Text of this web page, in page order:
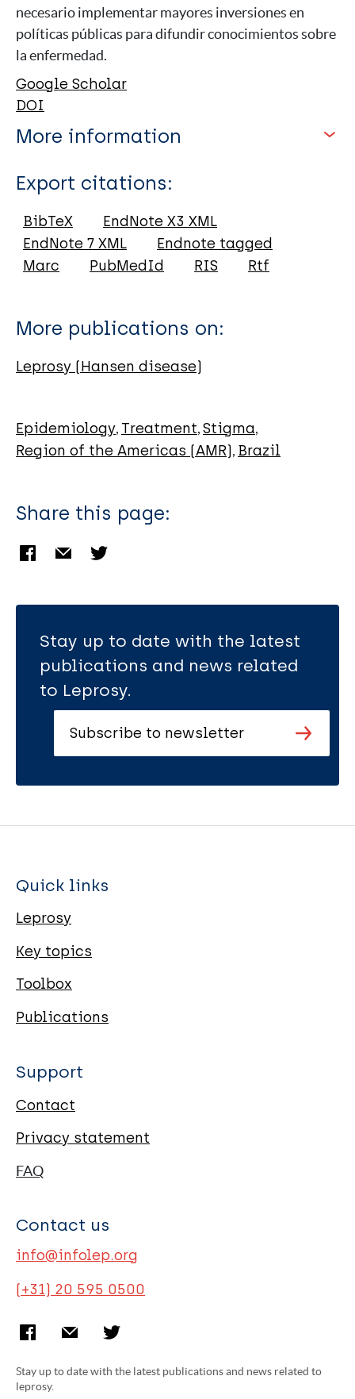
necesario implementar mayores inversiones en
políticas públicas para difundir conocimientos sobre
la enfermedad.
Google Scholar
DOI
More information
Type
Journal Article
Author
Costa REARD
Muniz RKB
Oliveira FTRD
Export citations:
BibTeX
EndNote X3 XML
EndNote 7 XML
Endnote tagged
Marc
PubMedId RIS Rtf
More publications on:
Leprosy (Hansen disease)
Epidemiology Treatment Stigma
Region of the Americas (AMR) Brazil
Share this page:
Stay up to date with the latest
publications and news related
to Leprosy.
Subscribe to newsletter
Quick links
Leprosy
Key topics
Toolbox
Publications
Support
Contact
Privacy statement
FAQ
Contact us
info@infolep.org
(+31) 20 595 0500
Stay up to date with the latest publications and news related to
leprosy.